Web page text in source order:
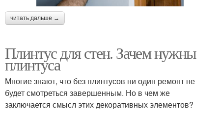
читать дальше →
Плинтус для стен. Зачем нужны
плинтуса
Многие знают, что без плинтусов ни один ремонт не
будет смотреться завершенным. Но в чем же
заключается смысл этих декоративных элементов?